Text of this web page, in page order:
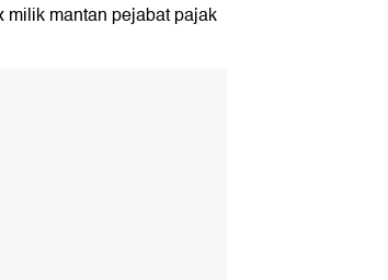
milik mantan pejabat pajak